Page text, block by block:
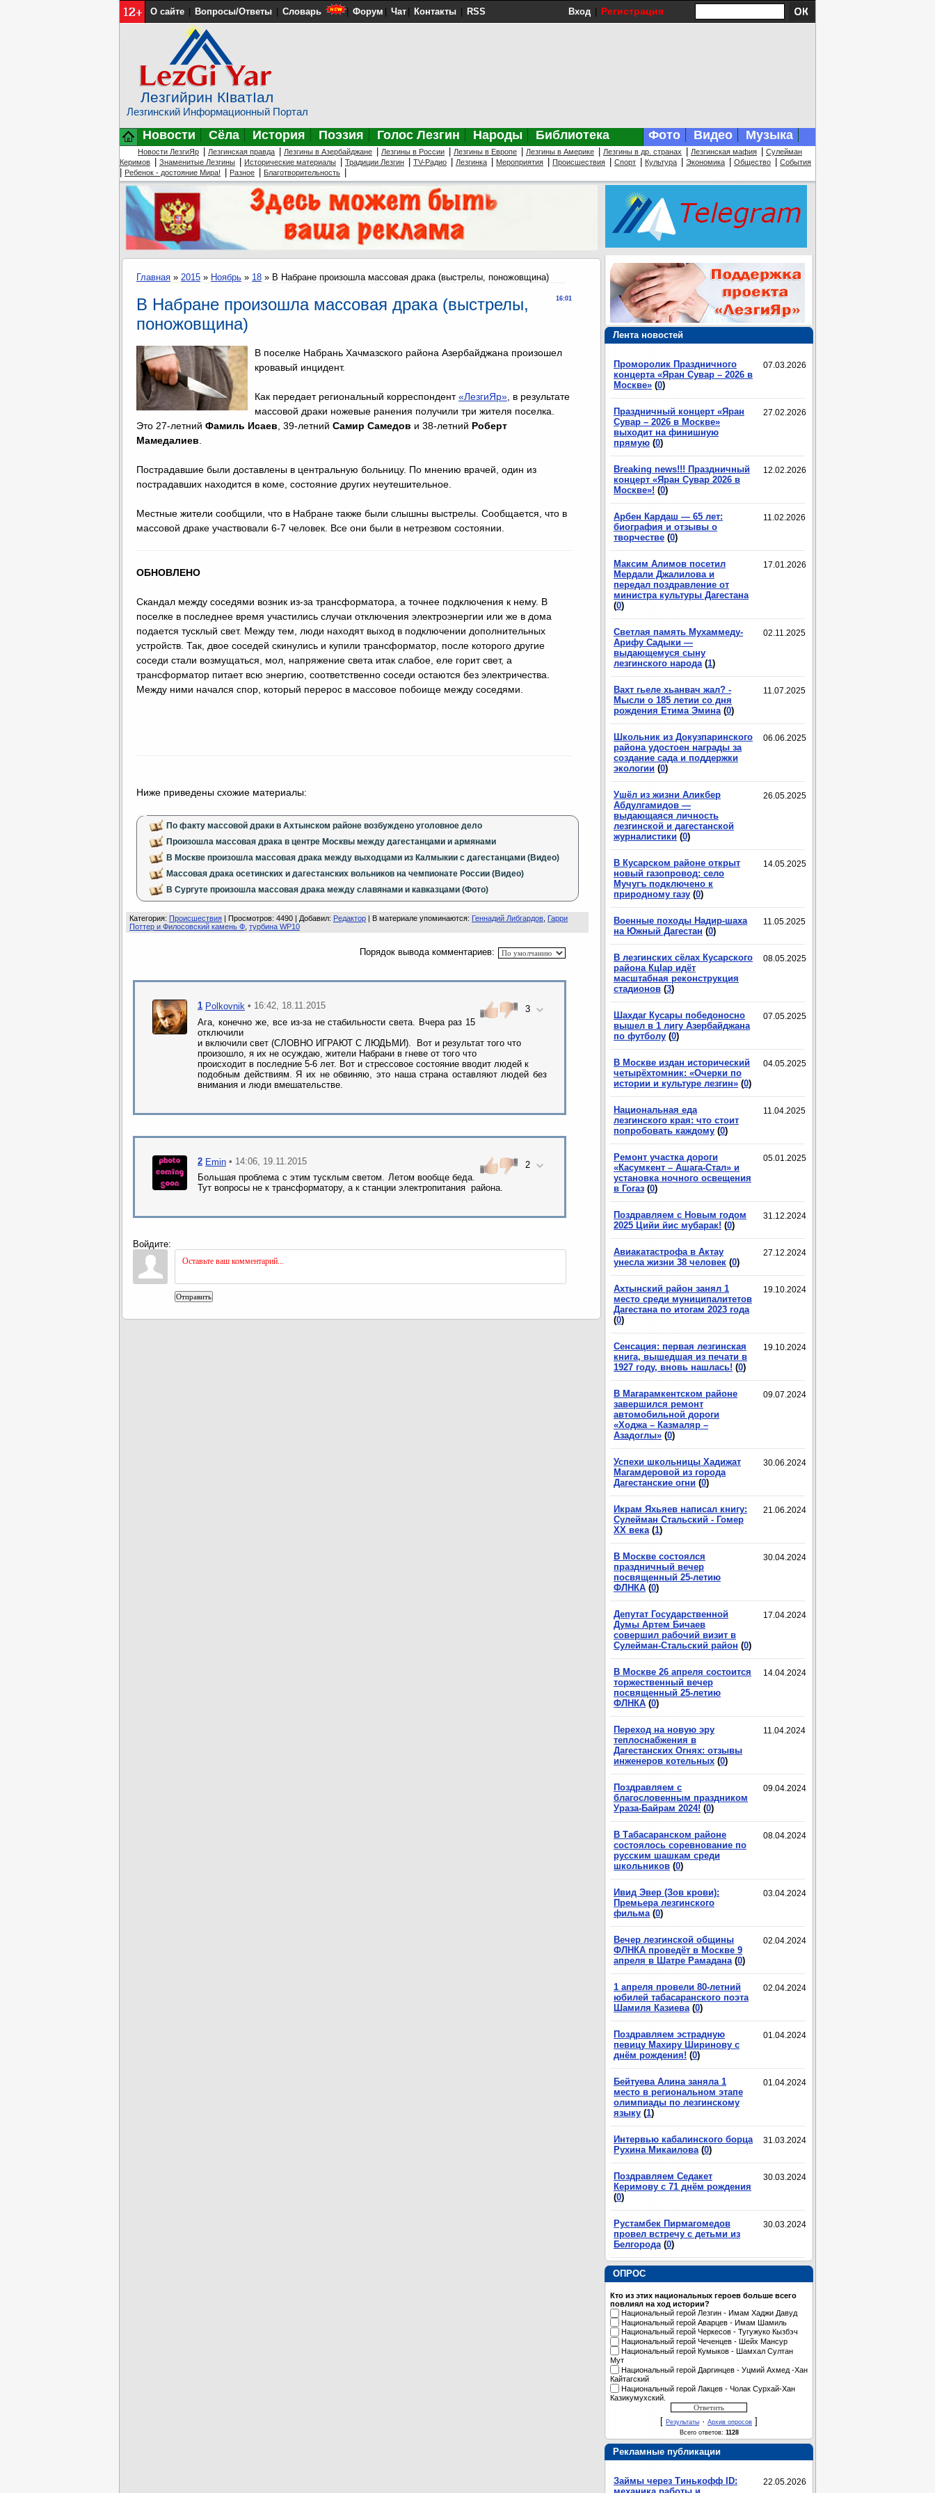
О сайте Вопросы/Ответы Словарь Форум Чат Контакты RSS Вход Регистрация
Лезгийрин КIватIал
Лезгинский Информационный Портал
Новости Сёла История Поэзия Голос Лезгин Народы Библиотека Фото Видео Музыка
Новости ЛезгиЯр Лезгинская правда Лезгины в Азербайджане Лезгины в России Лезгины в Европе Лезгины в Америке Лезгины в др. странах Лезгинская мафия
Сулейман
Керимов
Знаменитые Лезгины Исторические материалы Традиции Лезгин TV-Радио Лезгинка Мероприятия Происшествия Спорт Культура Экономика Общество События
Ребенок - достояние Мира! Разное Благотворительность
Лента новостей
07.03.2026
Проморолик Праздничного
концерта «Яран Сувар – 2026 в
Москве» (0)
27.02.2026
Праздничный концерт «Яран
Сувар – 2026 в Москве»
выходит на финишную
прямую (0)
12.02.2026
Breaking news!!! Праздничный
концерт «Яран Сувар 2026 в
Москве»! (0)
11.02.2026
Арбен Кардаш — 65 лет:
биография и отзывы о
творчестве (0)
17.01.2026
Максим Алимов посетил
Мердали Джалилова и
передал поздравление от
министра культуры Дагестана
(0)
02.11.2025
Светлая память Мухаммеду-
Арифу Садыки —
выдающемуся сыну
лезгинского народа (1)
11.07.2025
Вахт гьеле хьанвач жал? -
Мысли о 185 летии со дня
рождения Етима Эмина (0)
06.06.2025
Школьник из Докузпаринского
района удостоен награды за
создание сада и поддержки
экологии (0)
26.05.2025
Ушёл из жизни Аликбер
Абдулгамидов —
выдающаяся личность
лезгинской и дагестанской
журналистики (0)
14.05.2025
В Кусарском районе открыт
новый газопровод: село
Мучугъ подключено к
природному газу (0)
11.05.2025
Военные походы Надир-шаха
на Южный Дагестан (0)
08.05.2025
В лезгинских сёлах Кусарского
района КцIар идёт
масштабная реконструкция
стадионов (3)
07.05.2025
Шахдаг Кусары победоносно
вышел в 1 лигу Азербайджана
по футболу (0)
04.05.2025
В Москве издан исторический
четырёхтомник: «Очерки по
истории и культуре лезгин» (0)
11.04.2025
Национальная еда
лезгинского края: что стоит
попробовать каждому (0)
05.01.2025
Ремонт участка дороги
«Касумкент – Ашага-Стал» и
установка ночного освещения
в Гогаз (0)
31.12.2024
Поздравляем с Новым годом
2025 Цийи йис мубарак! (0)
27.12.2024
Авиакатастрофа в Актау
унесла жизни 38 человек (0)
19.10.2024
Ахтынский район занял 1
место среди муниципалитетов
Дагестана по итогам 2023 года
(0)
19.10.2024
Сенсация: первая лезгинская
книга, вышедшая из печати в
1927 году, вновь нашлась! (0)
09.07.2024
В Магарамкентском районе
завершился ремонт
автомобильной дороги
«Ходжа – Казмаляр –
Азадоглы» (0)
30.06.2024
Успехи школьницы Хадижат
Магамдеровой из города
Дагестанские огни (0)
21.06.2024
Икрам Яхьяев написал книгу:
Сулейман Стальский - Гомер
XX века (1)
30.04.2024
В Москве состоялся
праздничный вечер
посвященный 25-летию
ФЛНКА (0)
17.04.2024
Депутат Государственной
Думы Артем Бичаев
совершил рабочий визит в
Сулейман-Стальский район (0)
14.04.2024
В Москве 26 апреля состоится
торжественный вечер
посвященный 25-летию
ФЛНКА (0)
11.04.2024
Переход на новую эру
теплоснабжения в
Дагестанских Огнях: отзывы
инженеров котельных (0)
09.04.2024
Поздравляем с
благословенным праздником
Ураза-Байрам 2024! (0)
08.04.2024
В Табасаранском районе
состоялось соревнование по
русским шашкам среди
школьников (0)
03.04.2024
Ивид Эвер (Зов крови):
Премьера лезгинского
фильма (0)
02.04.2024
Вечер лезгинской общины
ФЛНКА проведёт в Москве 9
апреля в Шатре Рамадана (0)
02.04.2024
1 апреля провели 80-летний
юбилей табасаранского поэта
Шамиля Казиева (0)
01.04.2024
Поздравляем эстрадную
певицу Махиру Ширинову с
днём рождения! (0)
01.04.2024
Бейтуева Алина заняла 1
место в региональном этапе
олимпиады по лезгинскому
языку (1)
31.03.2024
Интервью кабалинского борца
Рухина Микаилова (0)
30.03.2024
Поздравляем Седакет
Керимову с 71 днём рождения
(0)
30.03.2024
Рустамбек Пирмагомедов
провел встречу с детьми из
Белгорода (0)
ОПРОС
Кто из этих национальных героев больше всего
повлиял на ход истории?
Национальный герой Лезгин - Имам Хаджи Давуд
Национальный герой Аварцев - Имам Шамиль
Национальный герой Черкесов - Тугужуко Кызбэч
Национальный герой Чеченцев - Шейх Мансур
Национальный герой Кумыков - Шамхал Султан
Мут
Национальный герой Даргинцев - Уцмий Ахмед -Хан
Кайтагский
Национальный герой Лакцев - Чолак Сурхай-Хан
Казикумухский.
[ Результаты · Архив опросов ]
Всего ответов: 1128
Рекламные публикации
22.05.2026
Займы через Тинькофф ID:
Главная » 2015 » Ноябрь » 18 » В Набране произошла массовая драка (выстрелы, поножовщина)
16:01
В Набране произошла массовая драка (выстрелы,
поножовщина)
В поселке Набрань Хачмазского района Азербайджана произошел
кровавый инцидент.
Как передает региональный корреспондент«ЛезгиЯр» , в результате
массовой драки ножевые ранения получили три жителя поселка.
Это 27-летний Фамиль Исаев , 39-летний Самир Самедов и 38-летний Роберт
Мамедалиев
Пострадавшие были доставлены в центральную больницу. По мнению врачей, один из
пострадавших находится в коме, состояние других неутешительное.
Местные жители сообщили, что в Набране также были слышны выстрелы. Сообщается, что в
массовой драке участвовали 6-7 человек. Все они были в нетрезвом состоянии.
ОБНОВЛЕНО
Скандал между соседями возник из-за трансформатора, а точнее подключения к нему. В
поселке в последнее время участились случаи отключения электроэнергии или же в дома
подается тусклый свет. Между тем, люди находят выход в подключении дополнительных
устройств. Так, двое соседей скинулись и купили трансформатор, после которого другие
соседи стали возмущаться, мол, напряжение света итак слабое, еле горит свет, а
трансформатор питает всю энергию, соответственно соседи остаются без электричества.
Между ними начался спор, который перерос в массовое побоище между соседями.
Ниже приведены схожие материалы:
По факту массовой драки в Ахтынском районе возбуждено уголовное дело
Произошла массовая драка в центре Москвы между дагестанцами и армянами
В Москве произошла массовая драка между выходцами из Калмыкии с дагестанцами (Видео)
Массовая драка осетинских и дагестанских вольников на чемпионате России (Видео)
В Сургуте произошла массовая драка между славянами и кавказцами (Фото)
Категория: Происшествия | Просмотров: 4490 | Добавил: Редактор | В материале упоминаются: Геннадий Либгардов Гарри
Поттер и Филосовский камень Ф турбина WP10
Порядок вывода комментариев:
3
1 Polkovnik • 16:42, 18.11.2015
Ага, конечно же, все из-за не стабильности света. Вчера раз 15
отключили
и включили свет (СЛОВНО ИГРАЮТ С ЛЮДЬМИ). Вот и результат того что
произошло, я их не осуждаю, жители Набрани в гневе от того что
происходит в последние 5-6 лет. Вот и стрессовое состояние вводит людей к
подобным действиям. Я их не обвиняю, это наша страна оставляют людей без
внимания и люди вмешательстве.
2
2 Emin • 14:06, 19.11.2015
Большая проблема с этим тусклым светом. Летом вообще беда.
Тут вопросы не к трансформатору, а к станции электропитания района.
Войдите:
Отправить